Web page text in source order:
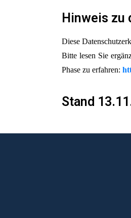
Hinweis zu
Diese
Bitte lesen Sie
Phase zu erfahren:
Stand